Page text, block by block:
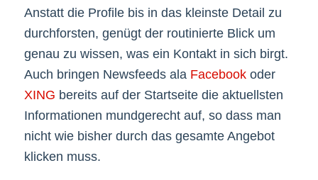
Anstatt die Profile bis in das kleinste Detail zu
durchforsten, genügt der routinierte Blick um
genau zu wissen, was ein Kontakt in sich birgt.
Auch bringen Newsfeeds ala Facebookoder
XING bereits auf der Startseite die aktuellsten
Informationen mundgerecht auf, so dass man
nicht wie bisher durch das gesamte Angebot
klicken muss.